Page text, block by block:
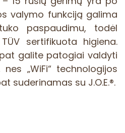
valymo funkciją galima
paspaudimu, todėl
sertifikuota higiena.
galite patogiai valdyti
„WiFi“ technologijos
suderinamas su J.O.E.®.